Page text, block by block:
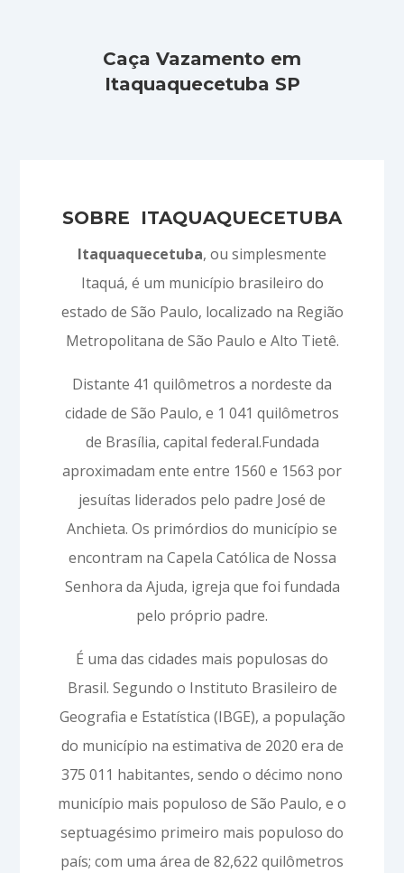
Caça Vazamento em
Itaquaquecetuba SP
SOBRE ITAQUAQUECETUBA
Itaquaquecetuba, ou simplesmente
Itaquá, é um município brasileiro do
estado de São Paulo, localizado na Região
Metropolitana de São Paulo e Alto Tietê.
Distante 41 quilômetros a nordeste da
cidade de São Paulo, e 1 041 quilômetros
de Brasília, capital federal.Fundada
aproximadam ente entre 1560 e 1563 por
jesuítas liderados pelo padre José de
Anchieta. Os primórdios do município se
encontram na Capela Católica de Nossa
Senhora da Ajuda, igreja que foi fundada
pelo próprio padre.
É uma das cidades mais populosas do
Brasil. Segundo o Instituto Brasileiro de
Geografia e Estatística (IBGE), a população
do município na estimativa de 2020 era de
375 011 habitantes, sendo o décimo nono
município mais populoso de São Paulo, e o
septuagésimo primeiro mais populoso do
país; com uma área de 82,622 quilômetros